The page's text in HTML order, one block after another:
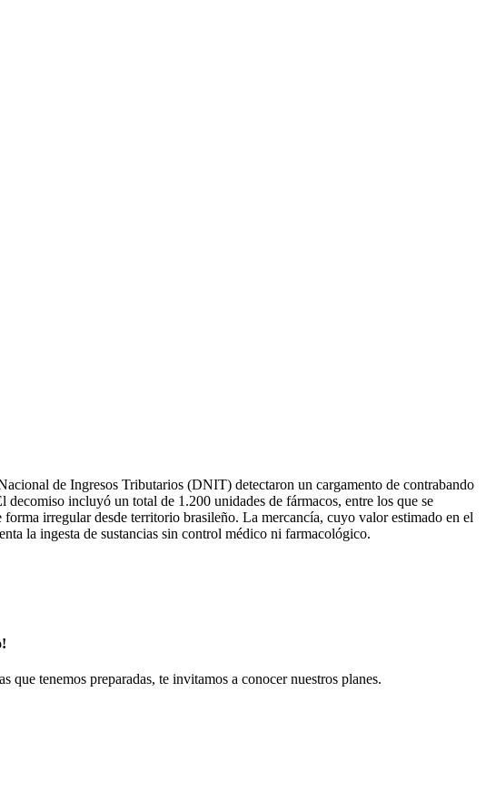
de Ingresos Tributarios (DNIT) detectaron un cargamento de contrabando
incluyó un total de 1.200 unidades de fármacos, entre los que se
irregular desde territorio brasileño. La mercancía, cuyo valor estimado en el
la ingesta de sustancias sin control médico ni farmacológico.
tenemos preparadas, te invitamos a conocer nuestros planes.